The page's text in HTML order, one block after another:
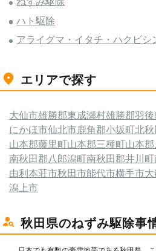
ハト駆除
アライグマ・イタチ・ハクビシ
エリアで探す
大仙市雄勝郡東成瀬村雄勝郡羽
にかほ市仙北市鹿角郡小坂町北
山本郡藤里町山本郡三種町山本
南秋田郡八郎潟町南秋田郡井川町
由利本荘市秋田市能代市横手市
潟上市
秋田県のねずみ駆除事